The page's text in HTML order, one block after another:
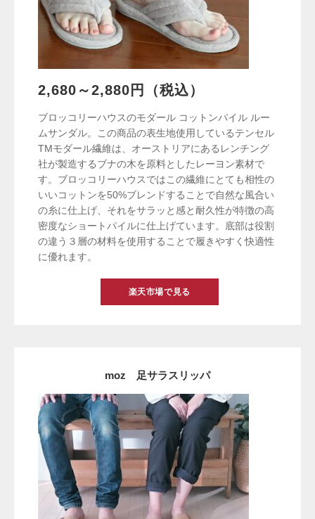
2,680～2,880円（税込）
ブロッコリーハウスのモダール コットンパイル ルー
ムサンダル。この商品の表生地使用しているテンセル
TMモダール繊維は、オーストリアにあるレンチング
社が製造するブナの木を原料としたレーヨン素材で
す。ブロッコリーハウスではこの繊維にとても相性の
いいコットンを50%ブレンドすることで自然な風合い
の糸に仕上げ、それをサラッと感と耐久性が特徴の高
密度なショートパイルに仕上げています。底部は役割
の違う３層の材料を使用することで履きやすく快適性
に優れます。
楽天市場で見る
moz 足サラスリッパ